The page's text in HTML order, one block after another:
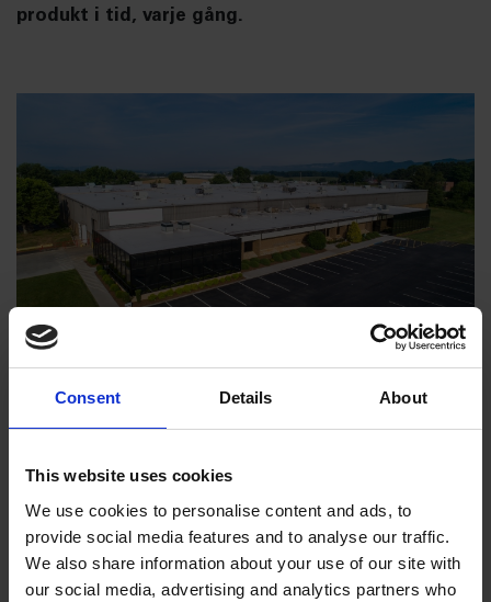
Consent Details About
This website uses cookies
We use cookies to personalise content and ads, to
provide social media features and to analyse our traffic.
We also share information about your use of our site with
our social media, advertising and analytics partners who
produkt i tid, varje gång.
Produktionsanläggning:
80 000 kvadratmeter finns i vår moderna
produktionsanläggning i Wytheville, Virginia, USA